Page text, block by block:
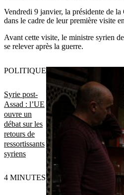
Vendredi 9 janvier, la présidente de
dans le cadre de leur première visite
Avant cette visite, le ministre syrien
se relever après la guerre.
Syrie post-
Assad : l’UE
ouvre un
débat sur les
retours de
ressortissants
syriens
POLITIQUE
4 MINUTES